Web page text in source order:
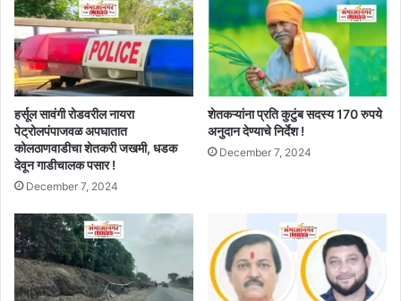
हर्सूल सावंगी रोडवरील नायरा
पेट्रोलपंपाजवळ अपघातात
कोलठाणवाडीचा शेतकरी जखमी, धडक
देवून गाडीचालक पसार !
December 7, 2024
शेतकऱ्यांना प्रति कुटुंब सदस्य 170 रुपये
अनुदान देण्याचे निर्देश !
December 7, 2024